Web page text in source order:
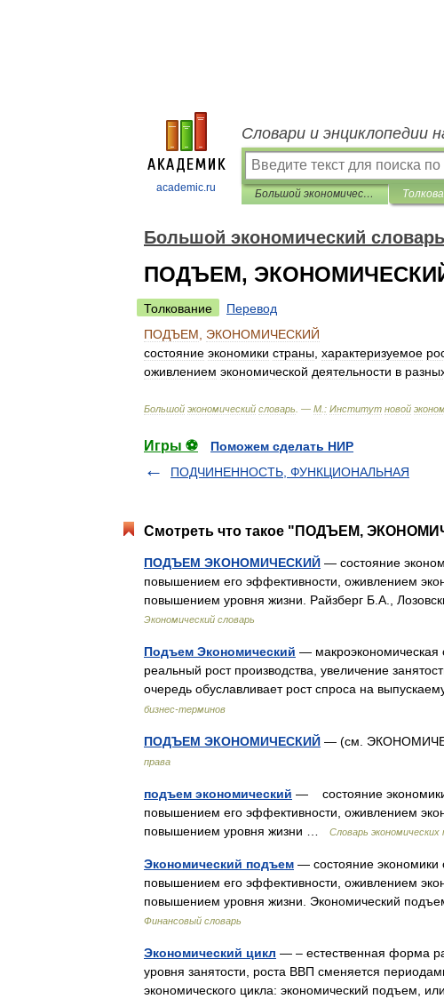
academic.ru
Словари и энциклопедии
Большой экономический словарь
Большой экономический словарь
ПОДЪЕМ,
Толкование
Перевод
ПОДЪЕМ
ЭКОНОМИЧЕСКИЙ
состояние экономики страны характеризуемое
оживлением экономической деятельности в
Большой экономический словарь . — М : Институт новой
Игры ⚽
Поможем сделать НИР
ПОДЧИНЕННОСТЬ, ФУНКЦИОНАЛЬНАЯ
Смотреть что такое "ПОДЪЕМ,
ПОДЪЕМ ЭКОНОМИЧЕСКИЙ — состояние
повышением его эффективности, оживлением
повышением уровня жизни. Райзберг Б.А.,
Экономический словарь
Подъем Экономический — макроэкономическая
реальный рост производства, увеличение
очередь обуславливает рост спроса на
бизнес-терминов
ПОДЪЕМ ЭКОНОМИЧЕСКИЙ — (см.
права
подъем экономический — состояние экономики
повышением его эффективности, оживлением
повышением уровня жизни …
Словарь
Экономический подъем — состояние экономики
повышением его эффективности, оживлением
повышением уровня жизни. Экономический
Финансовый словарь
Экономический цикл — – естественная форма
уровня занятости, роста ВВП сменяется
экономического цикла: экономический подъем,